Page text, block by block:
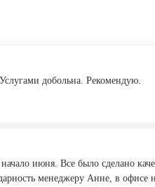
добольна. Рекомендую.
июня. Все было сделано
менеджеру Анне, в